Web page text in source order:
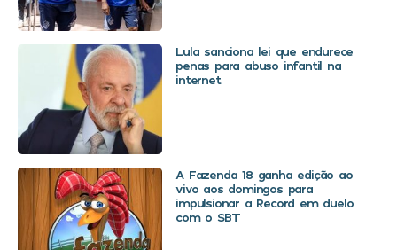
Lula sanciona lei que endurece
penas para abuso infantil na
internet
A Fazenda 18 ganha edição ao
vivo aos domingos para
impulsionar a Record em duelo
com o SBT